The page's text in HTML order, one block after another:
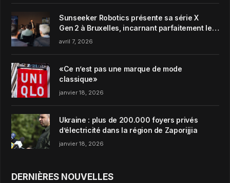
Sunseeker Robotics présente sa série X
Gen 2 à Bruxelles, incarnant parfaitement le
concept de Garden Harmony de la marque
avril 7, 2026
«Ce n’est pas une marque de mode
classique»
janvier 18, 2026
Ukraine : plus de 200.000 foyers privés
d’électricité dans la région de Zaporijjia
janvier 18, 2026
DERNIÈRES NOUVELLES